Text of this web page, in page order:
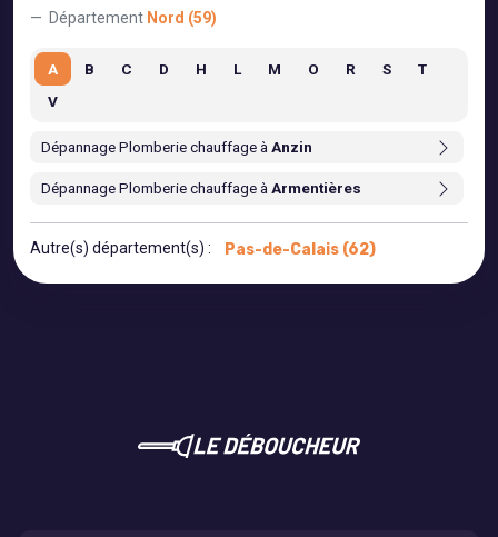
Département Nord (59)
A B C D H L M O R S
T
V
Dépannage Plomberie chauffage àAnzin
Dépannage Plomberie chauffage àArmentières
Autre(s) département(s) : Pas-de-Calais (62)